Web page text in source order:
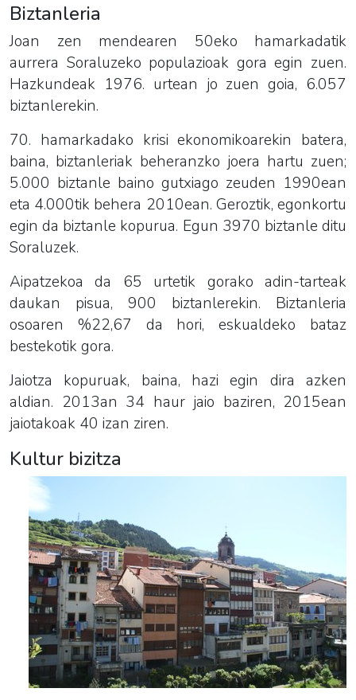
Biztanleria
Joan zen mendearen 50eko hamarkadatik
aurrera Soraluzeko populazioak gora egin zuen.
Hazkundeak 1976. urtean jo zuen goia, 6.057
biztanlerekin.
70. hamarkadako krisi ekonomikoarekin batera,
baina, biztanleriak beheranzko joera hartu zuen;
5.000 biztanle baino gutxiago zeuden 1990ean
eta 4.000tik behera 2010ean. Geroztik, egonkortu
egin da biztanle kopurua. Egun 3970 biztanle ditu
Soraluzek.
Aipatzekoa da 65 urtetik gorako adin-tarteak
daukan pisua, 900 biztanlerekin. Biztanleria
osoaren %22,67 da hori, eskualdeko bataz
bestekotik gora.
Jaiotza kopuruak, baina, hazi egin dira azken
aldian. 2013an 34 haur jaio baziren, 2015ean
jaiotakoak 40 izan ziren.
Kultur bizitza